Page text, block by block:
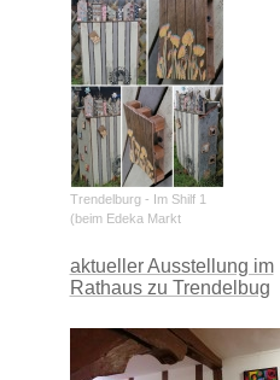
Trendelburg - Im Shilf 1
(beim Edeka Markt
aktueller Ausstellung im
Rathaus zu Trendelbug